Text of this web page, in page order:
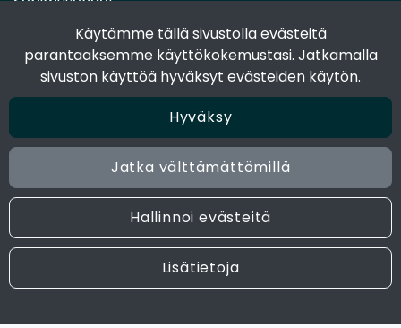
Käytämme tällä sivustolla evästeitä
parantaaksemme käyttökokemustasi. Jatkamalla
sivuston käyttöä hyväksyt evästeiden käytön.
Hyväksy
Jatka välttämättömillä
Hallinnoi evästeitä
Lisätietoja
Toimitustavat
Maksutavat
Tietosuojaseloste
Seuraa sosiaalisessa mediassa
Facebook
Instagram
© 2024 Joen Tukkutiimi. All rights reserved. Site by